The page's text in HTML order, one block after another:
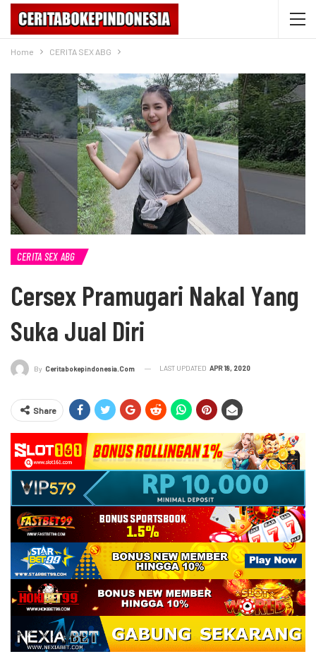
Home CERITA SEX ABG
CERITA SEX ABG
Cersex Pramugari Nakal Yang
Suka Jual Diri
By Ceritabokepindonesia.com LAST UPDATED APR 18, 2020
Share